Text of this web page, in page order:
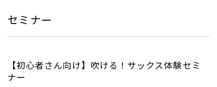
セミナー
【初心者さん向け】吹ける！サックス体験セミ
ナー